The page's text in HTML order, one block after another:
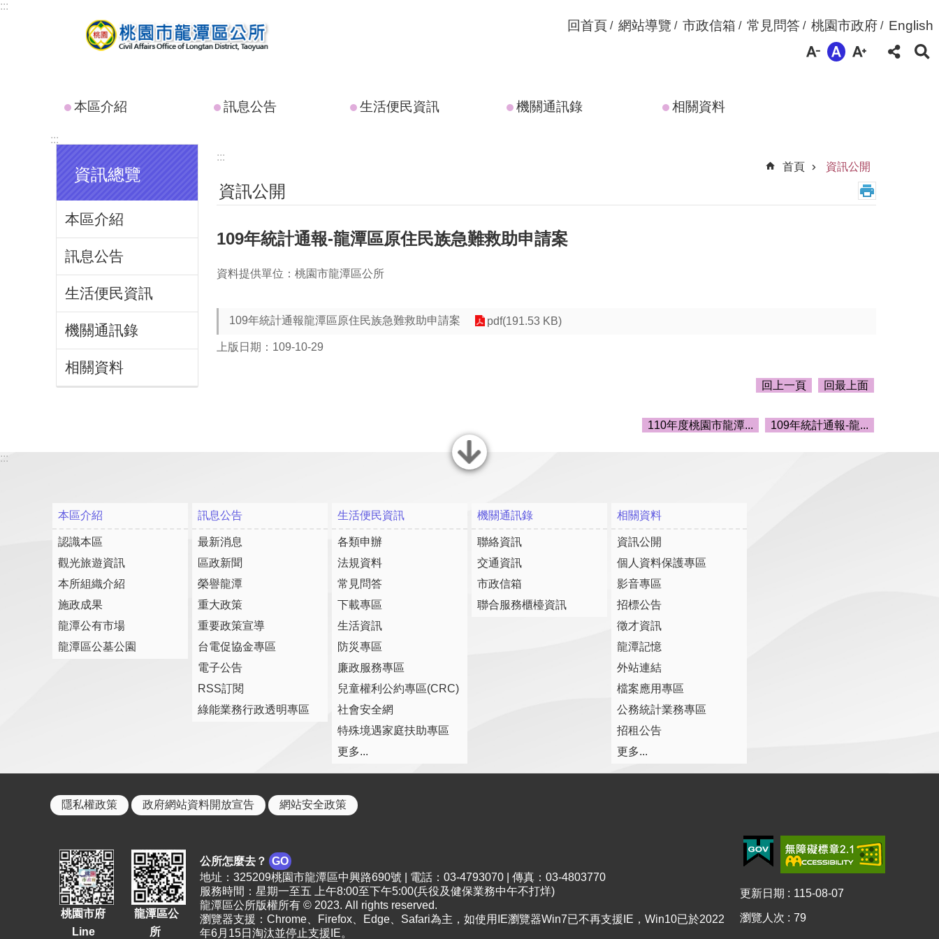
跳到主要內容區塊
:::
回首頁 網站導覽 市政信箱 常見問答 桃園市政府 English
本區介紹 訊息公告 生活便民資訊 機關通訊錄 相關資料
:::
資訊總覽
本區介紹
訊息公告
生活便民資訊
機關通訊錄
相關資料
:::
首頁
資訊公開
資訊公開
109年統計通報-龍潭區原住民族急難救助申請案
資料提供單位：桃園市龍潭區公所
109年統計通報龍潭區原住民族急難救助申請案 pdf(191.53 KB)
上版日期：109-10-29
回上一頁 回最上面
110年度桃園市龍潭... 109年統計通報-龍...
關閉
:::
本區介紹
認識本區
觀光旅遊資訊
本所組織介紹
施政成果
龍潭公有市場
龍潭區公墓公園
訊息公告
最新消息
區政新聞
榮譽龍潭
重大政策
重要政策宣導
台電促協金專區
電子公告
RSS訂閱
綠能業務行政透明專區
生活便民資訊
各類申辦
法規資料
常見問答
下載專區
生活資訊
防災專區
廉政服務專區
兒童權利公約專區(CRC)
社會安全網
特殊境遇家庭扶助專區
更多...
機關通訊錄
聯絡資訊
交通資訊
市政信箱
聯合服務櫃檯資訊
相關資料
資訊公開
個人資料保護專區
影音專區
招標公告
徵才資訊
龍潭記憶
外站連結
檔案應用專區
公務統計業務專區
招租公告
更多...
隱私權政策 政府網站資料開放宣告 網站安全政策
桃園市府
Line
龍潭區公
所
公所怎麼去？
GO
地址：325209桃園市龍潭區中興路690號 | 電話：03-4793070 | 傳真：03-4803770
服務時間：星期一至五 上午8:00至下午5:00(兵役及健保業務中午不打烊)
龍潭區公所版權所有 © 2023. All rights reserved.
瀏覽器支援：Chrome、Firefox、Edge、Safari為主，如使用IE瀏覽器Win7已不再支援IE，Win10已於2022
年6月15日淘汰並停止支援IE。
更新日期 115-08-07
瀏覽人次 79